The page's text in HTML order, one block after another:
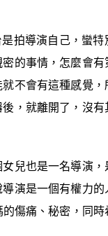
拍導演自己，蠻特
的事情，怎麼會有
不會有這種感覺，
，就離開了，沒有
兒也是一名導演，
演是一個有權力的
傷痛、秘密，同時